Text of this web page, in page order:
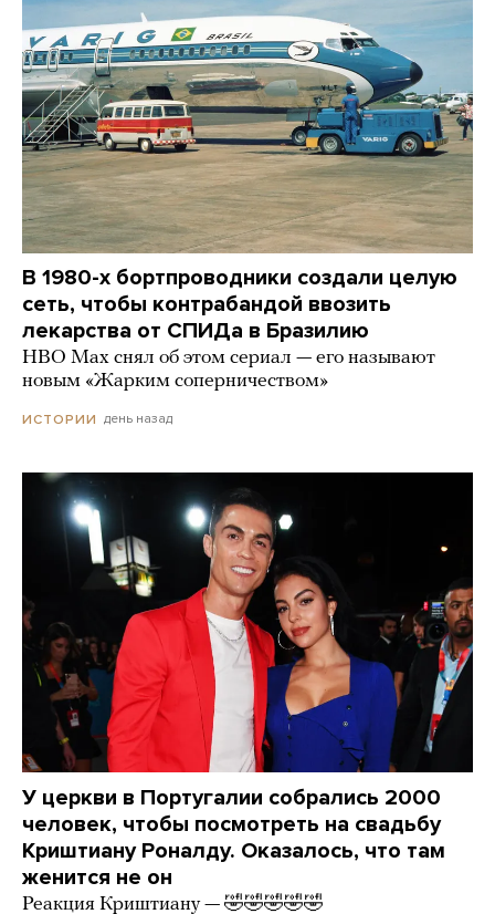
В 1980-х бортпроводники создали целую
сеть, чтобы контрабандой ввозить
лекарства от СПИДа в Бразилию
HBO Max снял об этом сериал — его называют
новым «Жарким соперничеством»
ИСТОРИИ день назад
У церкви в Португалии собрались 2000
человек, чтобы посмотреть на свадьбу
Криштиану Роналду. Оказалось, что там
женится не он
Реакция Криштиану — 🤣🤣🤣🤣🤣